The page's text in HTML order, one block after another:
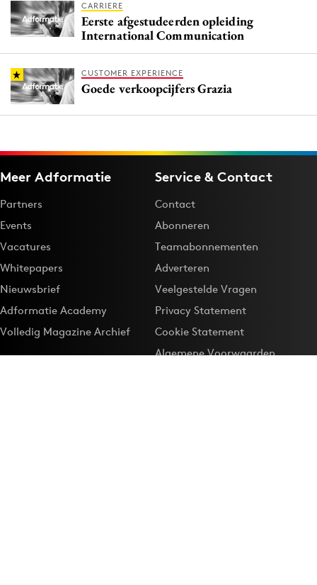
CARRIERE
Eerste afgestudeerden opleiding
International Communication
CUSTOMER EXPERIENCE
Goede verkoopcijfers Grazia
Meer Adformatie
Partners
Events
Vacatures
Whitepapers
Nieuwsbrief
Adformatie Academy
Volledig Magazine Archief
Service & Contact
Contact
Abonneren
Teamabonnementen
Adverteren
Veelgestelde Vragen
Privacy Statement
Cookie Statement
Algemene Voorwaarden